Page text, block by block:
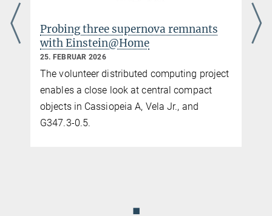
Probing three supernova remnants
with Einstein@Home
25. FEBRUAR 2026
The volunteer distributed computing project
enables a close look at central compact
objects in Cassiopeia A, Vela Jr., and
G347.3-0.5.
◼